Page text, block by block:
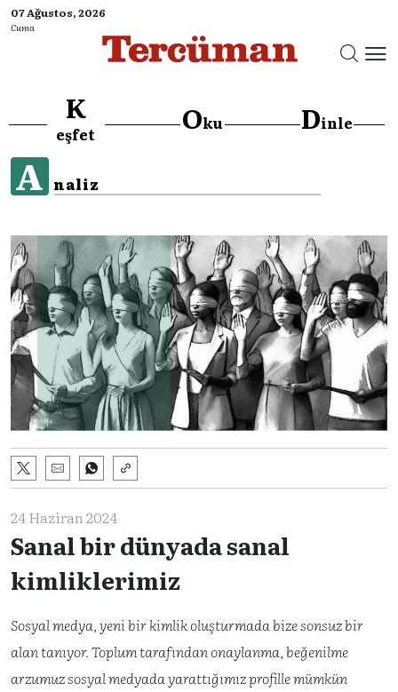
07 Ağustos, 2026
Cuma
K
eşfet Oku Dinle
A naliz
24 Haziran 2024
Sanal bir dünyada sanal
kimliklerimiz
Sosyal medya, yeni bir kimlik oluşturmada bize sonsuz bir
alan tanıyor. Toplum tarafından onaylanma, beğenilme
arzumuz sosyal medyada yarattığımız profille mümkün